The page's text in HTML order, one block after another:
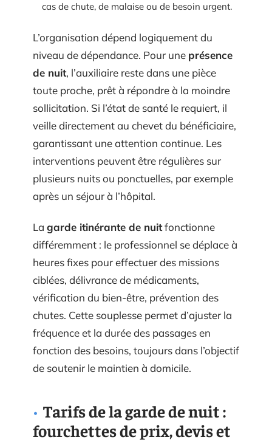
cas de chute, de malaise ou de besoin urgent.
L’organisation dépend logiquement du
niveau de dépendance. Pour une présence
de nuit, l’auxiliaire reste dans une pièce
toute proche, prêt à répondre à la moindre
sollicitation. Si l’état de santé le requiert, il
veille directement au chevet du bénéficiaire,
garantissant une attention continue. Les
interventions peuvent être régulières sur
plusieurs nuits ou ponctuelles, par exemple
après un séjour à l’hôpital.
La garde itinérante de nuitfonctionne
différemment : le professionnel se déplace à
heures fixes pour effectuer des missions
ciblées, délivrance de médicaments,
vérification du bien-être, prévention des
chutes. Cette souplesse permet d’ajuster la
fréquence et la durée des passages en
fonction des besoins, toujours dans l’objectif
de soutenir le maintien à domicile.
Tarifs de la garde de nuit :
fourchettes de prix, devis et